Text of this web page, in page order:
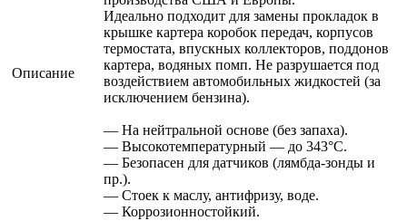
Описание
Идеально подходит для замены прокладок в
крышке картера коробок передач, корпусов
термостата, впускных коллекторов, поддонов
картера, водяных помп. Не разрушается под
воздействием автомобильных жидкостей (за
исключением бензина).
— На нейтральной основе (без запаха).
— Высокотемпературный — до 343°С.
— Безопасен для датчиков (лямбда-зонды и
пр.).
— Стоек к маслу, антифризу, воде.
— Коррозионностойкий.